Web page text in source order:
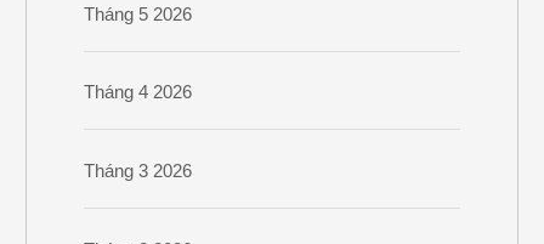
Tháng 5 2026
Tháng 4 2026
Tháng 3 2026